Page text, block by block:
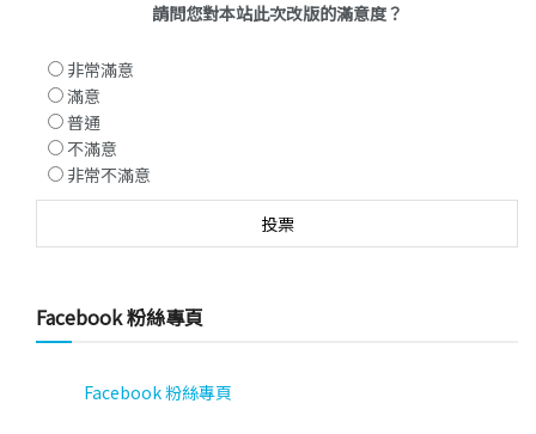
請問您對本站此次改版的滿意度？
非常滿意
滿意
普通
不滿意
非常不滿意
Facebook 粉絲專頁
Facebook 粉絲專頁